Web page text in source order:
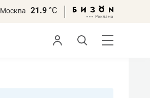
Москва 21.9 °С